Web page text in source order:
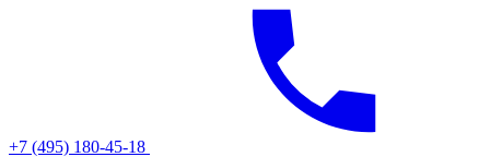
+7 (495) 180-45-18